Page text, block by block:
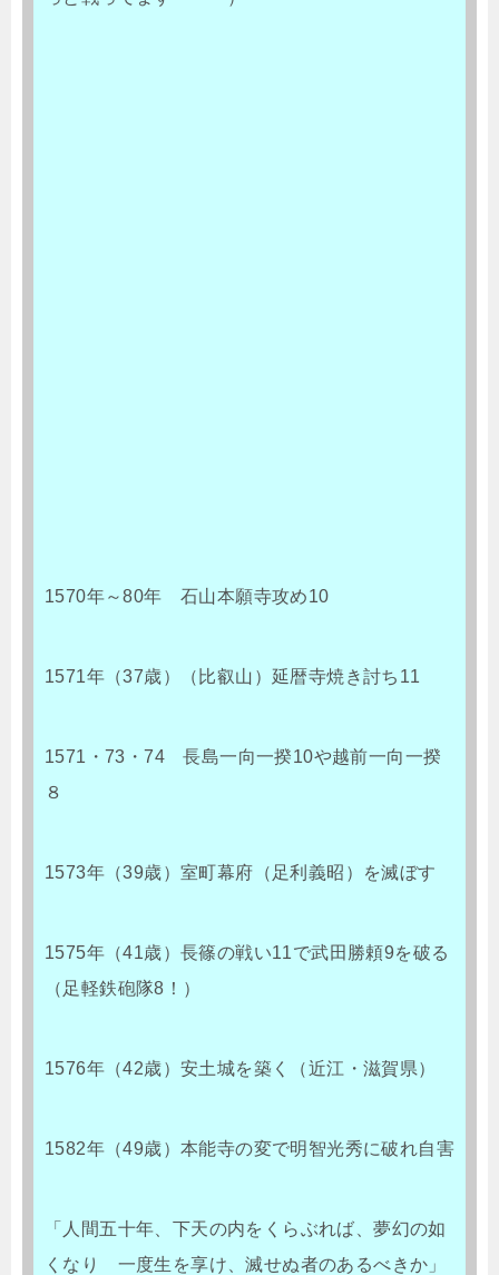
1570年～80年 石山本願寺攻め10
1571年（37歳）（比叡山）延暦寺焼き討ち11
1571・73・74 長島一向一揆10や越前一向一揆
８
1573年（39歳）室町幕府（足利義昭）を滅ぼす
1575年（41歳）長篠の戦い11で武田勝頼9を破る
（足軽鉄砲隊8！）
1576年（42歳）安土城を築く（近江・滋賀県）
1582年（49歳）本能寺の変で明智光秀に破れ自害
「人間五十年、下天の内をくらぶれば、夢幻の如
くなり 一度生を享け、滅せぬ者のあるべきか」